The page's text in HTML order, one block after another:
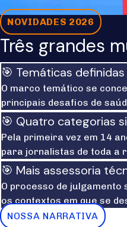
NOVIDADES 2026
Três grandes
🎯 Temáticas
O marco temático se
principais desafios de
🎯 Quatro categorias
Pela primeira vez em 14
para jornalistas de toda a
🎯 Mais assessoria
O processo de
os contextos em que se
NOSSA NARRATIVA